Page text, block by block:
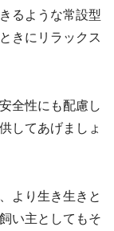
るような常設型
きにリラックス
全性にも配慮し
してあげましょ
より生き生きと
い主としてもそ